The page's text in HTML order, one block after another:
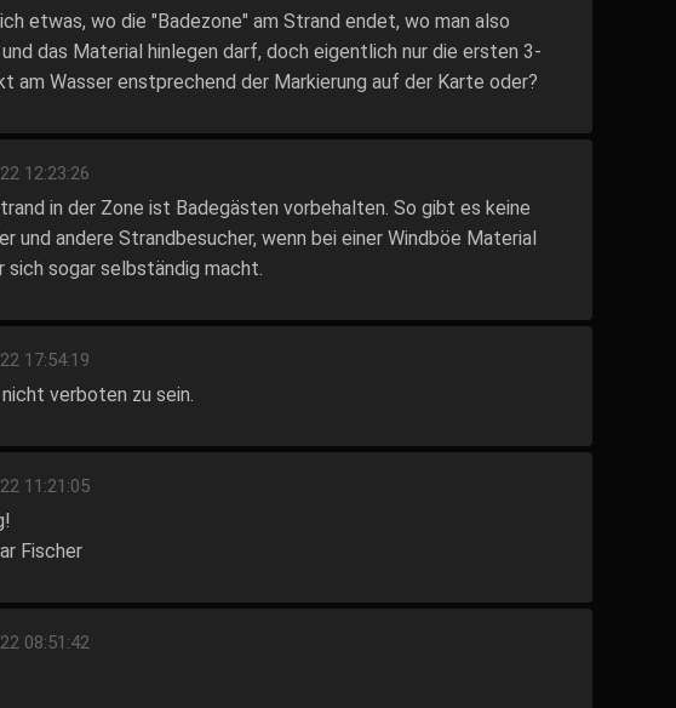
etwas, wo die "Badezone" am Strand endet, wo man also
das Material hinlegen darf, doch eigentlich nur die ersten 3-
am Wasser enstprechend der Markierung auf der Karte oder?
12:23:26
in der Zone ist Badegästen vorbehalten. So gibt es keine
und andere Strandbesucher, wenn bei einer Windböe Material
sich sogar selbständig macht.
17:54:19
verboten zu sein.
11:21:05
Fischer
08:51:42